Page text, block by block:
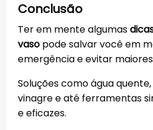
Conclusão
Ter em mente algumas
vaso pode salvar você em
emergência e evitar
Soluções como água
vinagre e até ferramentas
e eficazes.